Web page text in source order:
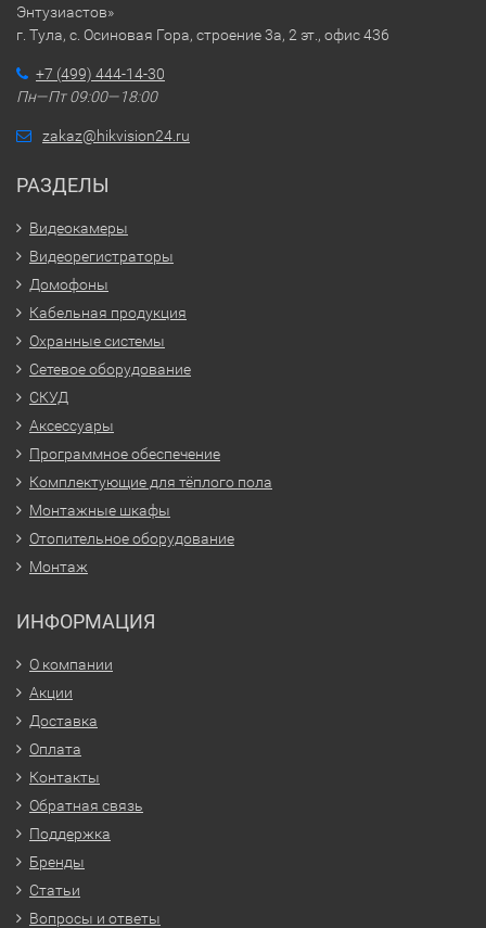
Энтузиастов»
г. Тула, с. Осиновая Гора, строение 3а, 2 эт., офис 436
+7 (499) 444-14-30
Пн—Пт 09:00—18:00
zakaz@hikvision24.ru
РАЗДЕЛЫ
Видеокамеры
Видеорегистраторы
Домофоны
Кабельная продукция
Охранные системы
Сетевое оборудование
СКУД
Аксессуары
Программное обеспечение
Комплектующие для тёплого пола
Монтажные шкафы
Отопительное оборудование
Монтаж
ИНФОРМАЦИЯ
О компании
Акции
Доставка
Оплата
Контакты
Обратная связь
Поддержка
Бренды
Статьи
Вопросы и ответы